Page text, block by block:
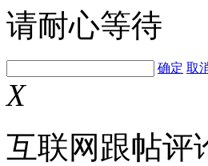
请耐心等待
确定 取
X
互联网跟帖评